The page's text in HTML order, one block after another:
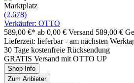
Marktplatz
(2.678)
Verkäufer: OTTO
589,00 €* ab 0,00 € Versand 589,00 €
Lieferzeit: lieferbar - am nächsten
30 Tage kostenfreie Rücksendung
GRATIS Versand mit OTTO UP
Shop-Info
Zum Anbieter